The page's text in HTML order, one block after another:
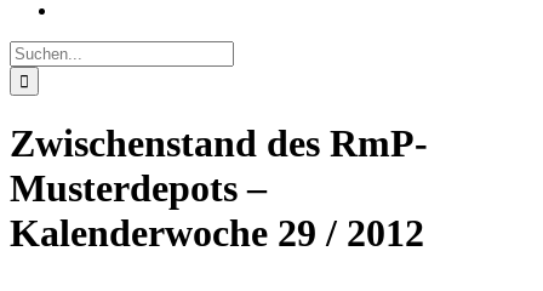
Suche
nach:
Zwischenstand des RmP-
Musterdepots –
Kalenderwoche 29 / 2012